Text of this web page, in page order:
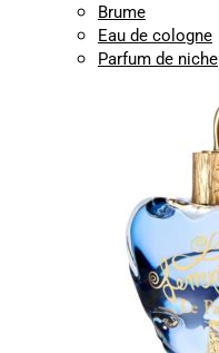
Brume
Eau de cologne
Parfum de niche